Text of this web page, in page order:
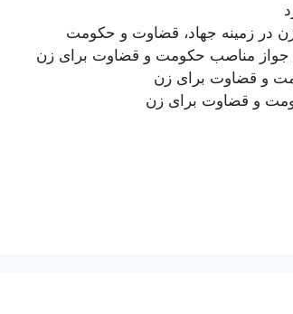
در زمینه جهاد، قضاوت و حکومت
جواز مناصب حکومت و قضاوت برای زن
و قضاوت برای زن
و قضاوت برای زن